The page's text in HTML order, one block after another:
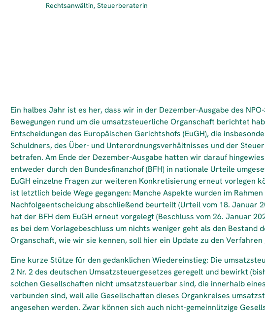
Rechtsanwältin, Steuerberaterin
Ein halbes Jahr ist es her, dass wir in der Dezember-Ausgabe des
Bewegungen rund um die umsatzsteuerliche Organschaft berichtet
Entscheidungen des Europäischen Gerichtshofs (EuGH), die
Schuldners, des Über- und Unterordnungsverhältnisses und der
betrafen. Am Ende der Dezember-Ausgabe hatten wir darauf
entweder durch den Bundesfinanzhof (BFH) in nationale Urteile
EuGH einzelne Fragen zur weiteren Konkretisierung erneut vorlegen
ist letztlich beide Wege gegangen: Manche Aspekte wurden im
Nachfolgeentscheidung abschließend beurteilt (Urteil vom 18. Januar
hat der BFH dem EuGH erneut vorgelegt (Beschluss vom 26. Januar
es bei dem Vorlagebeschluss um nichts weniger geht als den Bestand
Organschaft, wie wir sie kennen, soll hier ein Update zu den Verfahren
Eine kurze Stütze für den gedanklichen Wiedereinstieg: Die
2 Nr. 2 des deutschen Umsatzsteuergesetzes geregelt und bewirkt
solchen Gesellschaften nicht umsatzsteuerbar sind, die innerhalb
verbunden sind, weil alle Gesellschaften dieses Organkreises
angesehen werden. Zwar können sich auch nicht-gemeinnützige